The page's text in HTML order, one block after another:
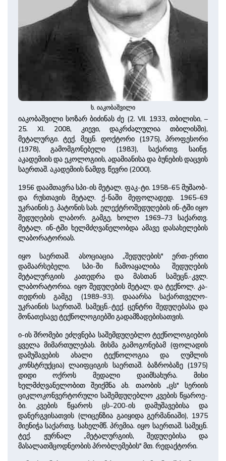
ს. იაკობაშვილი
იაკობაშვილი სოზარ ბიძინას ძე (2. VII. 1933, თბილისი, –
25. XI. 2008, კიევი, დაკრძალულია თბილისში),
მეტალურგი. ტექ. მეცნ. დოქტორი (1975), პროფესორი
(1978), გამომგონებელი (1983), სა­ქართვ. საინჟ.
აკადემიის და ეკოლოგიის, ადამიანისა და ბუნების დაცვის
საერთაშ. აკადემიის ნამდვ. წევრი (2000).
1956 დაამთავრა სპი-ის მეტალ. ფაკ-ტი. 1958–65 მუ­შა­ობ­
და რუსთავის მეტალ. ქ-ნაში მეფოლადედ. 1965–69
უკრაინის ე. პატონის სახ. ელექტროშედუღების ინ-ტში იყო
შედუღების ლაბორ. გამგე, ხოლო 1969–73 სა­ქართვ.
მეტალ. ინ-ტში ხელმძღვანელობდა ამავე დასახელების
ლაბორატორიას.
იყო საერთაშ. ასოციაცია „შედუღების" ერთ-ერთი
დამაარსებელი. სპი-ში ჩამოაყალიბა შედუღების
მეტალურ­გიის კათედრა და მასთან სამეცნ.-კვლ.
ლაბორატორია. იყო შედუღების მეტალ. და ტექნოლ. კა­
თედ­რის გამგე (1989–93). დააარსა სა­ქარ­თვე­ლო-
უკრაინის საერთაშ. სამეცნ.-ტექ. ცენტრი შედუღებასა და
მონათესავე ტექნოლოგიებში გადამზადებისათვის.
ი-ის შრომები ეძღვნება საშემდუღებლო ტექნოლოგიების
ყვე­ლა მიმართულებას. მისმა გამოგონებამ (ფოლადის
დამუშავების ახალი ტექნოლოგია და ღუმლის
კონსტრუქცია) ლაიფციგის საერთაშ. ბაზრობაზე (1975)
დიდი ოქროს მედალი დაიმსახურა. მისი
ხელმძღვანელობით შეიქმნა ახ. თაობის „ცს" სერიის
ციკლოკონვერტორული საშემდუღებლო კვების წყარო­ე­
ბი. კვების წყა­როს ცს–200-ის დამუშავებისა და
დანერგვისათვის (ლიცენზია გაიყიდა გერმანიაში), 1975
მი­ე­ნი­ჭა სა­ქართვ. სა­ხელმწ. პრემია. იყო საერთაშ. სამეცნ.
ტექ. ჟურნალ „მეტალურგიის, შედუღებისა და
მასალათმცოდნეობის პრობლემების" მთ. რედაქტო­რი.